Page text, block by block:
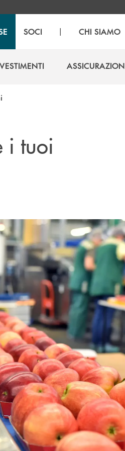
SOCI | CHI SIAMO
i tuoi